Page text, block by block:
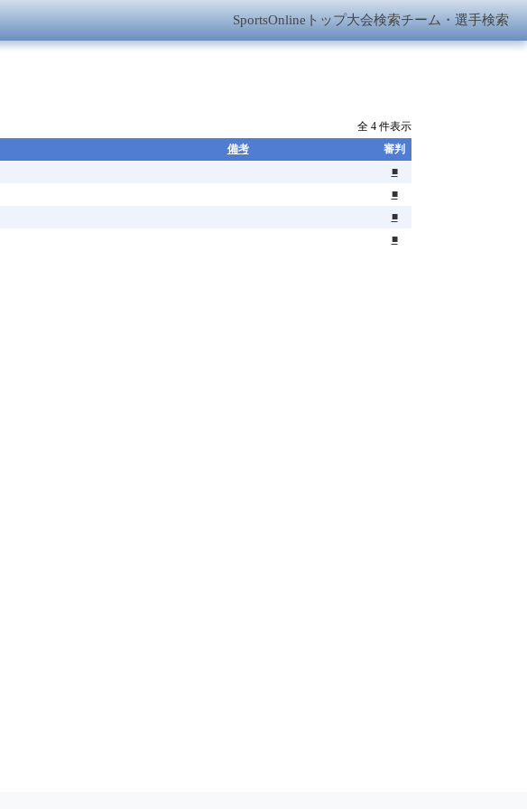
SportsOnlineトップ大会検索チーム・選手検索
全 4 件表示
備考
審判
■
■
■
■